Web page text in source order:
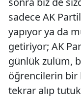
sadece AK
yapıyor ya da
getiriyor; AK
günlük zulüm,
öğrencilerin bir
tekrar alıp